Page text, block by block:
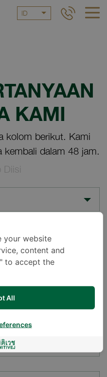
ID
KAMI
kolom berikut. Kami
kembali dalam 48 jam.
Diisi
your website
content and
to accept the
All